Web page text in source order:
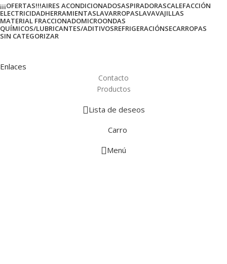
¡¡¡OFERTAS!!!AIRES ACONDICIONADOSASPIRADORASCALEFACCIÓN
ELECTRICIDADHERRAMIENTASLAVARROPASLAVAVAJILLAS
MATERIAL FRACCIONADOMICROONDAS
QUÍMICOS/LUBRICANTES/ADITIVOSREFRIGERACIÓNSECARROPAS
SIN CATEGORIZAR
Enlaces
Contacto
Productos
Lista de deseos
Carro
Menú